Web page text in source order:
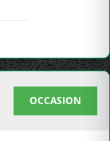
OCCASION